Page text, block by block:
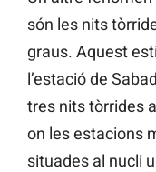
són les nits
graus. Aquest
l’estació de
tres nits tòrrides
on les estacions
situades al nucli